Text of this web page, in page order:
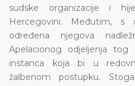
sudske organizacije i
Hercegovini. Međutim,
određena njegova
Apelacionog odjeljenja
instanca koja bi u
žalbenom postupku.